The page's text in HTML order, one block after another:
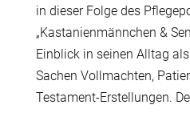
in dieser Folge des
„Kastanienmännchen &
Einblick in seinen Alltag
Sachen Vollmachten,
Testament-Erstellungen.